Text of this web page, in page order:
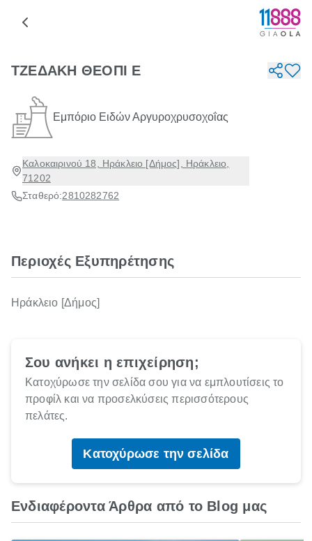
ΤΖΕΔΑΚΗ ΘΕΟΠΙ Ε
Εμπόριο Ειδών Αργυροχρυσοχοΐας
Καλοκαιρινού 18, Ηράκλειο [Δήμος], Ηράκλειο,
71202
Σταθερό:2810282762
Περιοχές Εξυπηρέτησης
Ηράκλειο [Δήμος]
Σου ανήκει η επιχείρηση;
Κατοχύρωσε την σελίδα σου για να εμπλουτίσεις το
προφίλ και να προσελκύσεις περισσότερους
πελάτες.
Κατοχύρωσε την σελίδα
Ενδιαφέροντα Άρθρα από το Blog μας